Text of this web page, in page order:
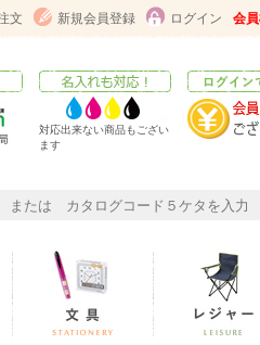
文 新規会員登録 ログイン 会
対応出来ない商品もござい
ます